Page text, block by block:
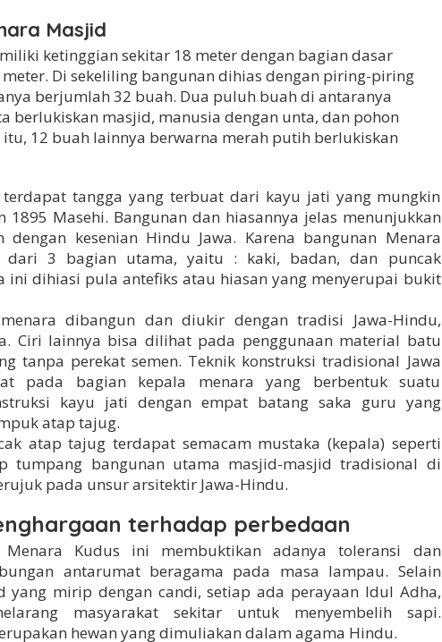
Masjid
ketinggian sekitar 18 meter dengan bagian dasar
Di sekeliling bangunan dihias dengan piring-piring
berjumlah 32 buah. Dua puluh buah di antaranya
berlukiskan masjid, manusia dengan unta, dan pohon
itu, 12 buah lainnya berwarna merah putih berlukiskan
tangga yang terbuat dari kayu jati yang mungkin
Masehi. Bangunan dan hiasannya jelas menunjukkan
dengan kesenian Hindu Jawa. Karena bangunan Menara
3 bagian utama, yaitu : kaki, badan, dan puncak
ini dihiasi pula antefiks atau hiasan yang menyerupai bukit
dibangun dan diukir dengan tradisi Jawa-Hindu,
Ciri lainnya bisa dilihat pada penggunaan material batu
tanpa perekat semen. Teknik konstruksi tradisional Jawa
pada bagian kepala menara yang berbentuk suatu
kayu jati dengan empat batang saka guru yang
atap tajug.
atap tajug terdapat semacam mustaka (kepala) seperti
tumpang bangunan utama masjid-masjid tradisional di
pada unsur arsitektir Jawa-Hindu.
terhadap perbedaan
Menara Kudus ini membuktikan adanya toleransi dan
antarumat beragama pada masa lampau. Selain
yang mirip dengan candi, setiap ada perayaan Idul Adha,
masyarakat sekitar untuk menyembelih sapi.
hewan yang dimuliakan dalam agama Hindu.